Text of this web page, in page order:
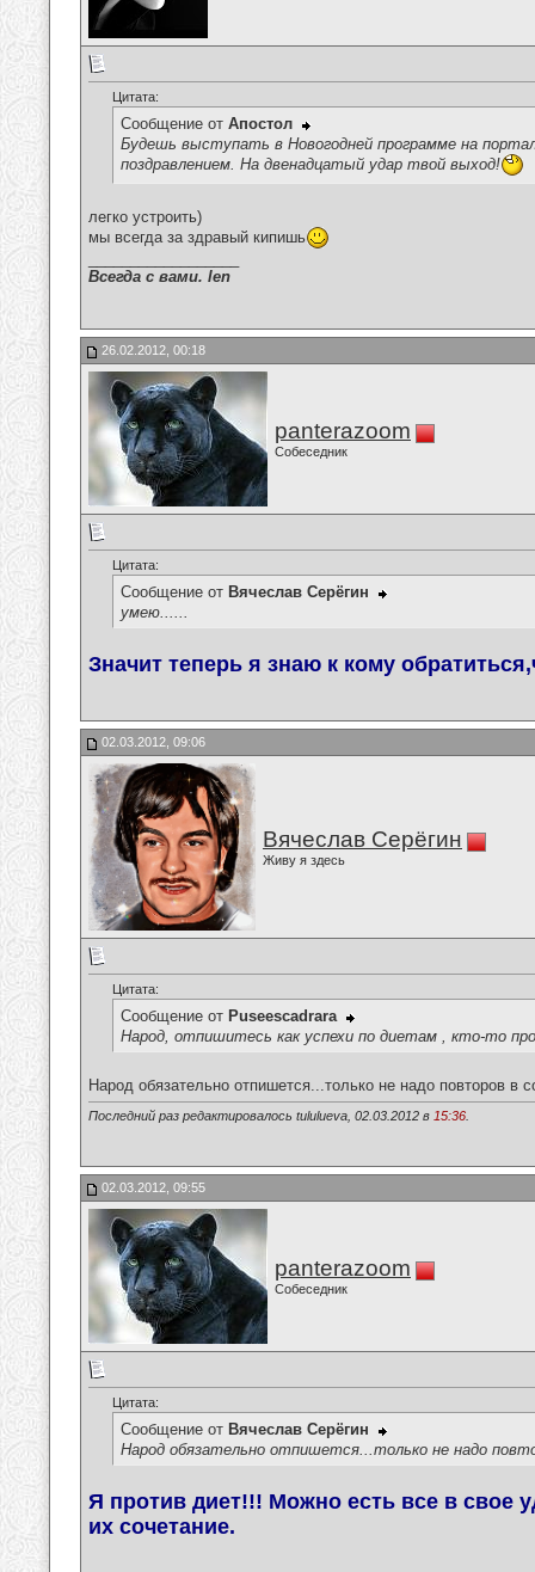
Цитата:
Сообщение от Апостол
Будешь выступать в Новогодней программе на
поздравлением. На двенадцатый удар твой выход!
легко устроить)
мы всегда за здравый кипишь
Всегда с вами. len
26.02.2012, 00:18
panterazoom
Собеседник
Цитата:
Сообщение от Вячеслав Серёгин
умею......
Значит теперь я знаю к кому
02.03.2012, 09:06
Вячеслав Серёгин
Живу я здесь
Цитата:
Сообщение от Puseescadrara
Народ, отпишитесь как успехи по диетам , кто-то
Народ обязательно отпишется...только не надо повторов в
Последний раз редактировалось tululueva, 02.03.2012 в 15:36
02.03.2012, 09:55
panterazoom
Собеседник
Цитата:
Сообщение от Вячеслав Серёгин
Народ обязательно отпишется...только не надо
Я против диет!!! Можно есть все в свое
их сочетание.